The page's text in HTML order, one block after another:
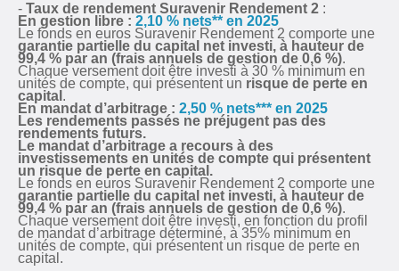
- Taux de rendement Suravenir Rendement 2 :
En gestion libre : 2,10 % nets** en 2025
Le fonds en euros Suravenir Rendement 2 comporte une
garantie partielle du capital net investi, à hauteur de
99,4 % par an (frais annuels de gestion de 0,6 %).
Chaque versement doit être investi à 30 % minimum en
unités de compte, qui présentent un risque de perte en
capital .
En mandat d’arbitrage : 2,50 % nets*** en 2025
Les rendements passés ne préjugent pas des
rendements futurs.
Le mandat d’arbitrage a recours à des
investissements en unités de compte qui présentent
un risque de perte en capital.
Le fonds en euros Suravenir Rendement 2 comporte une
garantie partielle du capital net investi, à hauteur de
99,4 % par an (frais annuels de gestion de 0,6 %).
Chaque versement doit être investi, en fonction du profil
de mandat d’arbitrage déterminé, à 35% minimum en
unités de compte, qui présentent un risque de perte en
capital.